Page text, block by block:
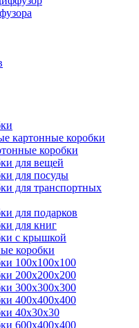
картонные коробки
коробки
для вещей
для посуды
для транспортных
для подарков
для книг
с крышкой
коробки
100x100x100
200x200x200
300x300x300
400x400x400
40x30x30
600x400x400